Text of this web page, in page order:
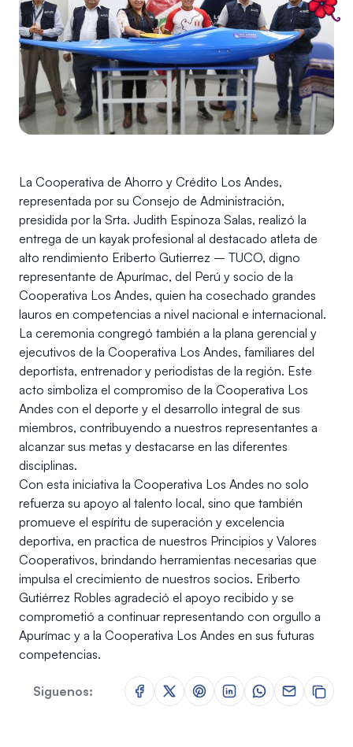
La Cooperativa de Ahorro y Crédito Los Andes,
representada por su Consejo de Administración,
presidida por la Srta. Judith Espinoza Salas, realizó la
entrega de un kayak profesional al destacado atleta de
alto rendimiento Eriberto Gutierrez – TUCO, digno
representante de Apurímac, del Perú y socio de la
Cooperativa Los Andes, quien ha cosechado grandes
lauros en competencias a nivel nacional e internacional.
La ceremonia congregó también a la plana gerencial y
ejecutivos de la Cooperativa Los Andes, familiares del
deportista, entrenador y periodistas de la región. Este
acto simboliza el compromiso de la Cooperativa Los
Andes con el deporte y el desarrollo integral de sus
miembros, contribuyendo a nuestros representantes a
alcanzar sus metas y destacarse en las diferentes
disciplinas.
Con esta iniciativa la Cooperativa Los Andes no solo
refuerza su apoyo al talento local, sino que también
promueve el espíritu de superación y excelencia
deportiva, en practica de nuestros Principios y Valores
Cooperativos, brindando herramientas necesarias que
impulsa el crecimiento de nuestros socios. Eriberto
Gutiérrez Robles agradeció el apoyo recibido y se
comprometió a continuar representando con orgullo a
Apurímac y a la Cooperativa Los Andes en sus futuras
competencias.
Siguenos: